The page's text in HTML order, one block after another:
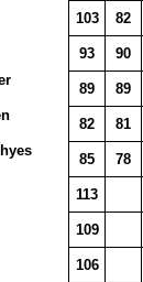
103 82
93 90
89 89
82 81
85 78
113
109
106